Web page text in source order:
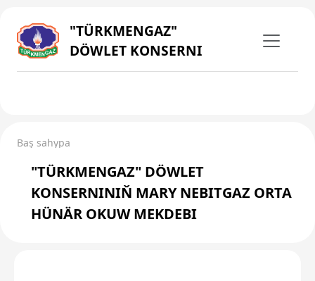
"TÜRKMENGAZ"
DÖWLET KONSERNI
Baş sahypa
"TÜRKMENGAZ" DÖWLET
KONSERNINIŇ MARY NEBITGAZ ORTA
HÜNÄR OKUW MEKDEBI